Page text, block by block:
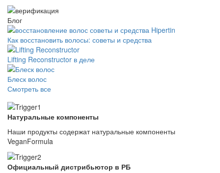
Блог
Как восстановить волосы: советы и средства
Lifting Reconstructor в деле
Блеск волос
Смотреть все
Натуральные компоненты
Наши продукты содержат натуральные компоненты
VeganFormula
Официальный дистрибьютор в РБ